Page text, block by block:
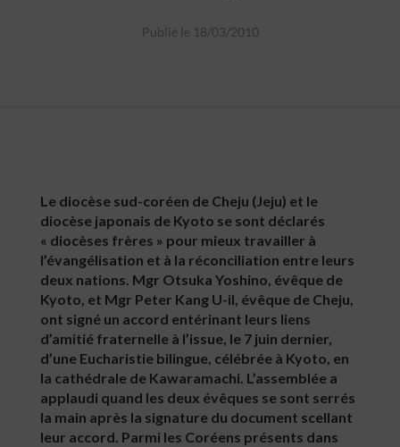
Publié le 18/03/2010
Le diocèse sud-coréen de Cheju (Jeju) et le
diocèse japonais de Kyoto se sont déclarés
« diocèses frères » pour mieux travailler à
l’évangélisation et à la réconciliation entre leurs
deux nations. Mgr Otsuka Yoshino, évêque de
Kyoto, et Mgr Peter Kang U-il, évêque de Cheju,
ont signé un accord entérinant leurs liens
d’amitié fraternelle à l’issue, le 7 juin dernier,
d’une Eucharistie bilingue, célébrée à Kyoto, en
la cathédrale de Kawaramachi. L’assemblée a
applaudi quand les deux évêques se sont serrés
la main après la signature du document scellant
leur accord. Parmi les Coréens présents dans